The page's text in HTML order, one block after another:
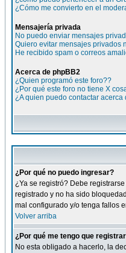
¿Cómo me convierto en el
Mensajería privada
No puedo enviar mensajes
Quiero evitar mensajes privados
He recibido spam o correos
Acerca de phpBB2
¿Quien programó este foro??
¿Por qué este foro no tiene X
¿A quien puedo contactar
¿Por qué no puedo ingresar?
¿Ya se registró? Debe
registrado y no ha sido
mal configurado y/o tenga fallos
Volver arriba
¿Por qué me tengo que
No esta obligado a hacerlo, la